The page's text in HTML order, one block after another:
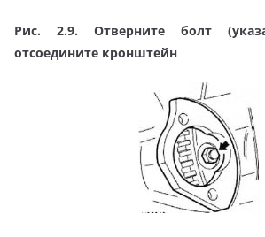
Рис. 2.9. Отверните болт
отсоедините кронштейн